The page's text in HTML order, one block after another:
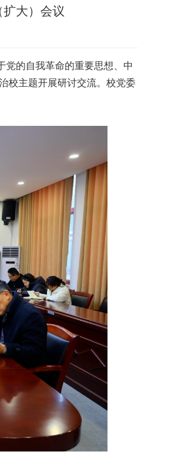
大）会议
的自我革命的重要思想、中
校主题开展研讨交流。校党委